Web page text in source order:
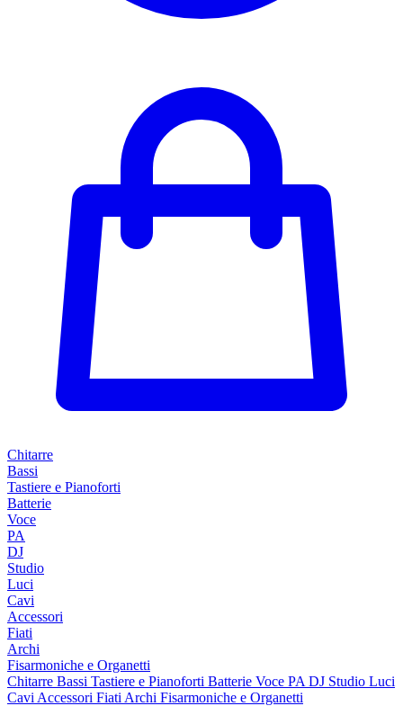
Chitarre
Bassi
Tastiere e Pianoforti
Batterie
Voce
PA
DJ
Studio
Luci
Cavi
Accessori
Fiati
Archi
Fisarmoniche e Organetti
Chitarre Bassi Tastiere e Pianoforti Batterie Voce PA DJ Studio Luci
Cavi Accessori Fiati Archi Fisarmoniche e Organetti